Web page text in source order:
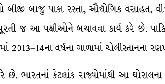
બાજુ પાકા રસ્તા, ઔદ્યોગિક વસાહત,
જ આ પક્ષીઓને બચાવવા કાર્ય કરે છે.
વર્ષના ગાળામાં ચોલીસ્તાનના
ભારતનાં કેટલાંક રાજ્યોમાંથી આ